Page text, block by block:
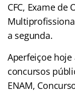
CFC, Exame de
a segunda.
Aperfeiçoe hoje
concursos
ENAM,